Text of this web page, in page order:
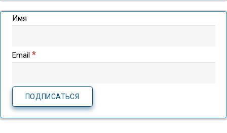
Имя
Email *